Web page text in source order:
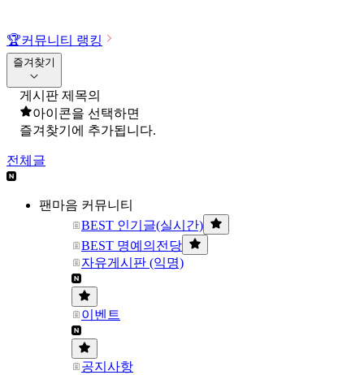
🏆커뮤니티 랭킹
즐겨찾기
게시판 제목의
아이콘을 선택하면
즐겨찾기에 추가됩니다.
전체글
팬마음 커뮤니티
BEST 인기글(실시간)
BEST 명예의전당
자유게시판 (익명)
이벤트
공지사항